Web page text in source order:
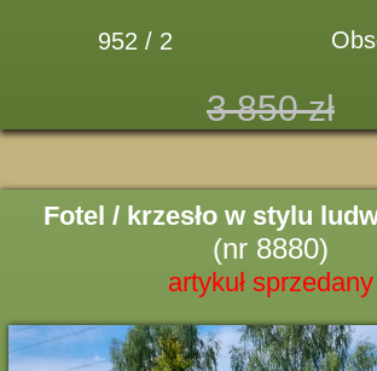
952 / 2
3 850 zł
Fotel / krzesło w stylu
(nr 8880)
artykuł sprzedany